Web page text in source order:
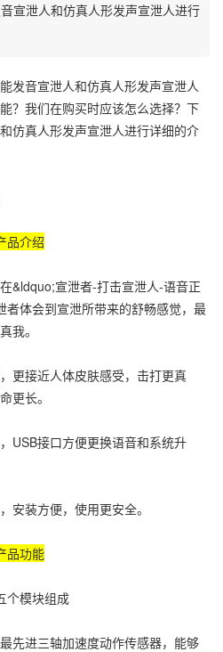
宣泄人和仿真人形发声宣泄人进行
音宣泄人和仿真人形发声宣泄人
？我们在购买时应该怎么选择？下
仿真人形发声宣泄人进行详细的介
品介绍
宣泄者-打击宣泄人-语音正
者体会到宣泄所带来的舒畅感觉，最
我。
接近人体皮肤感受，击打更真
更长。
接口方便更换语音和系统升
装方便，使用更安全。
品功能
模块组成
进三轴加速度动作传感器，能够